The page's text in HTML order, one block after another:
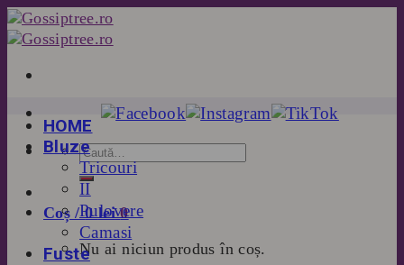
Skip
to
Coș /0lei 0
Nu ai niciun produs în coș.
HOME
Bluze
Tricouri
II
Pulovere
Camasi
Fuste